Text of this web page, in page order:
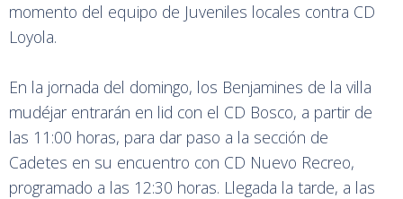
momento del equipo de Juveniles locales contra CD
Loyola.
En la jornada del domingo, los Benjamines de la villa
mudéjar entrarán en lid con el CD Bosco, a partir de
las 11:00 horas, para dar paso a la sección de
Cadetes en su encuentro con CD Nuevo Recreo,
programado a las 12:30 horas. Llegada la tarde, a las